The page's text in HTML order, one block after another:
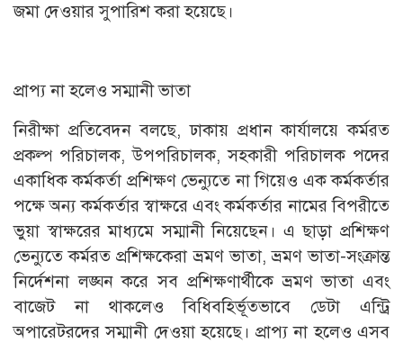
জমা দেওয়ার সুপারিশ করা হয়েছে।
প্রাপ্য না হলেও সম্মানী ভাতা
নিরীক্ষা প্রতিবেদন বলছে, ঢাকায় প্রধান কার্যালয়ে কর্মরত
প্রকল্প পরিচালক, উপপরিচালক, সহকারী পরিচালক পদের
একাধিক কর্মকর্তা প্রশিক্ষণ ভেন্যুতে না গিয়েও এক কর্মকর্তার
পক্ষে অন্য কর্মকর্তার স্বাক্ষরে এবং কর্মকর্তার নামের বিপরীতে
ভুয়া স্বাক্ষরের মাধ্যমে সম্মানী নিয়েছেন। এ ছাড়া প্রশিক্ষণ
ভেন্যুতে কর্মরত প্রশিক্ষকেরা ভ্রমণ ভাতা, ভ্রমণ ভাতা-সংক্রান্ত
নির্দেশনা লঙ্ঘন করে সব প্রশিক্ষণার্থীকে ভ্রমণ ভাতা এবং
বাজেট না থাকলেও বিধিবহির্ভূতভাবে ডেটা এন্ট্রি
অপারেটরদের সম্মানী দেওয়া হয়েছে। প্রাপ্য না হলেও এসব